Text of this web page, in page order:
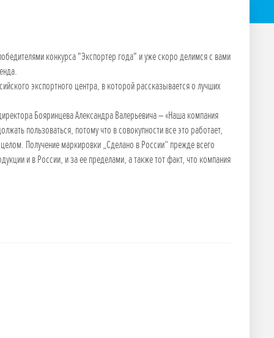
конкурса "Экспортер года" и уже скоро делимся с вами
экспортного центра, в которой рассказывается о лучших
Бояринцева Александра Валерьевича – «Наша компания
пользоваться, потому что в совокупности все это работает,
Получение маркировки „Сделано в России“ прежде всего
и в России, и за ее пределами, а также тот факт, что компания